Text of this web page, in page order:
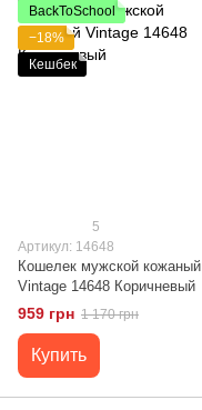
BackToSchool
−18%
Кешбек
5
Артикул: 14648
Кошелек мужской кожаный
Vintage 14648 Коричневый
959 грн 1 170 грн
Купить